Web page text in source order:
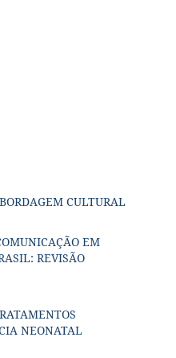
CULTURAL
EM
REVISÃO
NEONATAL